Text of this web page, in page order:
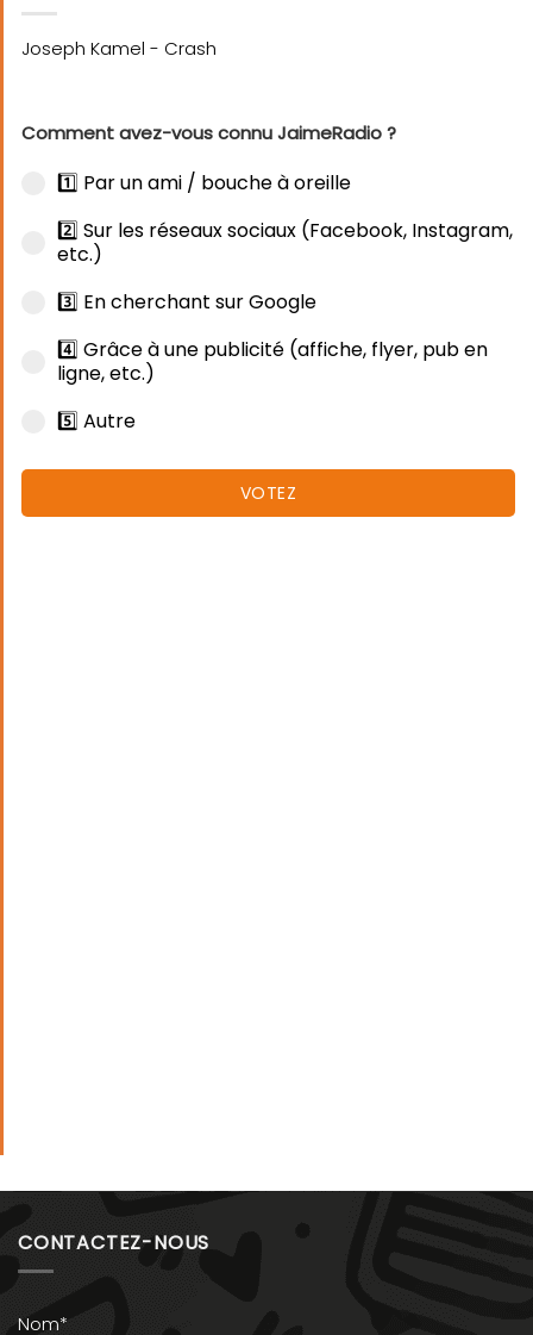
Comment avez-vous connu JaimeRadio ?
1️⃣ Par un ami / bouche à oreille
2️⃣ Sur les réseaux sociaux (Facebook, Instagram,
etc.)
3️⃣ En cherchant sur Google
4️⃣ Grâce à une publicité (affiche, flyer, pub en
ligne, etc.)
5️⃣ Autre
VOTEZ
CONTACTEZ-NOUS
Nom*